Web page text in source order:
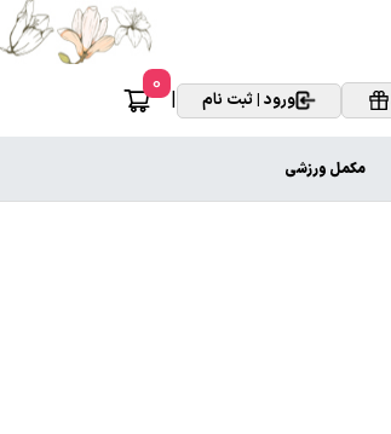
ورود | ثبت نام |
0
مکمل ورزشی